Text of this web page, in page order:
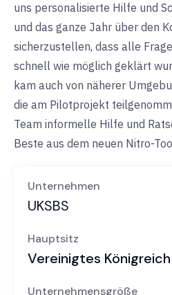
uns personalisierte Hilfe und
und das ganze Jahr über den
sicherzustellen, dass alle
schnell wie möglich geklärt
kam auch von näherer
die am Pilotprojekt
Team informelle Hilfe und
Beste aus dem neuen Nitro-
Unternehmen
UKSBS
Hauptsitz
Vereinigtes Königreich
Unternehmensgröße